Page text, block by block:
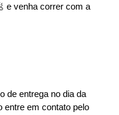
e venha correr com a
de entrega no dia da
entre em contato pelo